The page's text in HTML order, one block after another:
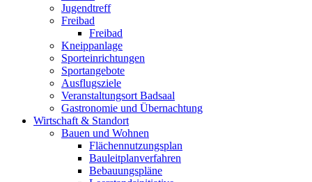
Jugendtreff
Freibad
Freibad
Kneippanlage
Sporteinrichtungen
Sportangebote
Ausflugsziele
Veranstaltungsort Badsaal
Gastronomie und Übernachtung
Wirtschaft & Standort
Bauen und Wohnen
Flächennutzungsplan
Bauleitplanverfahren
Bebauungspläne